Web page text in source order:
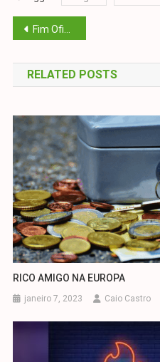
Navegação
de
Post
Fim Oficial do SEF
RELATED POSTS
RICO AMIGO NA EUROPA
janeiro 7, 2023 Caio Castro